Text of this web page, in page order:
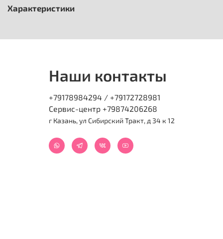
Характеристики
Наши контакты
+79178984294 / +79172728981
Сервис-центр +79874206268
г Казань, ул Сибирский Тракт, д 34 к 12